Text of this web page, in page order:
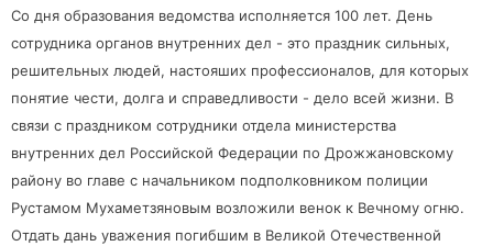
Со дня образования ведомства исполняется 100 лет. День
сотрудника органов внутренних дел - это праздник сильных,
решительных людей, настояших профессионалов, для которых
понятие чести, долга и справедливости - дело всей жизни. В
связи с праздником сотрудники отдела министерства
внутренних дел Российской Федерации по Дрожжановскому
району во главе с начальником подполковником полиции
Рустамом Мухаметзяновым возложили венок к Вечному огню.
Отдать дань уважения погибшим в Великой Отечественной